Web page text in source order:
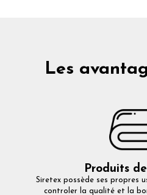
Les
Produits
Siretex possède ses propres
controler la qualité et la